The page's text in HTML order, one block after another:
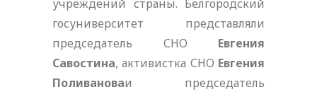
учреждений страны. Белгородский
госуниверситет представляли
председатель СНО Евгения
Савостина, активистка СНО Евгения
Поливановаи председатель